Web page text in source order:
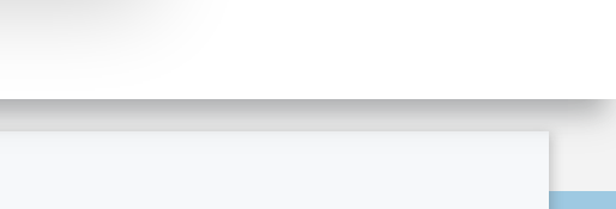
WordPress and